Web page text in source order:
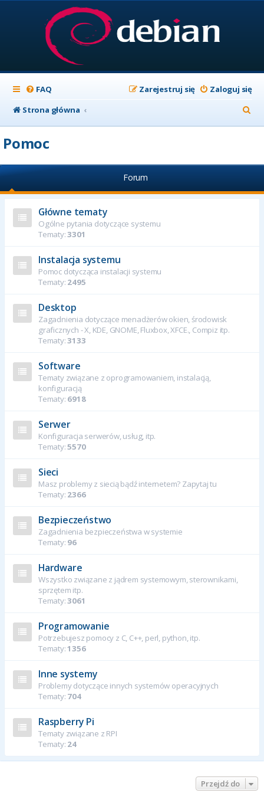
FAQ Zaloguj się
Zarejestruj się
Strona główna
z
j
Pomoc
Forum
Główne tematy
Ogólne pytania dotyczące systemu
Tematy:3301
Instalacja systemu
Pomoc dotycząca instalacji systemu
Tematy: 2495
Desktop
Zagadnienia dotyczące menadżerów okien, środowisk
graficznych - X, KDE, GNOME, Fluxbox, XFCE., Compiz itp.
Tematy:3133
Software
Tematy związane z oprogramowaniem, instalacją,
konfiguracją
Tematy: 6918
Serwer
Konfiguracja serwerów, usług, itp.
Tematy:5570
Sieci
Masz problemy z siecią bądź internetem? Zapytaj tu
Tematy: 2366
Bezpieczeństwo
Zagadnienia bezpieczeństwa w systemie
Tematy: 96
Hardware
Wszystko związane z jądrem systemowym, sterownikami,
sprzętem itp.
Tematy:3061
Programowanie
Potrzebujesz pomocy z C, C++, perl, python, itp.
Tematy:1356
Inne systemy
Problemy dotyczące innych systemów operacyjnych
Tematy: 704
Raspberry Pi
Tematy związane z RPI
Tematy: 24
Przejdź do